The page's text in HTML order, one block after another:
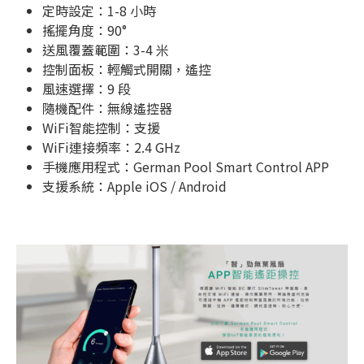
定時設定：1-8 小時
搖擺角度：90°
送風覆蓋範圍：3-4 米
控制面板：輕觸式開關，遙控
風速選擇：9 段
隨機配件：無線遙控器
WiFi智能控制：支援
WiFi連接頻率：2.4 GHz
手機應用程式：German Pool Smart Control APP
支援系統：Apple iOS / Android